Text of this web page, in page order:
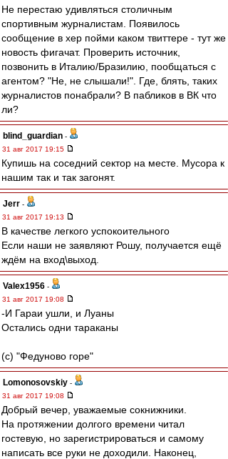
Не перестаю удивляться столичным
спортивным журналистам. Появилось
сообщение в хер пойми каком твиттере - тут же
новость фигачат. Проверить источник,
позвонить в Италию/Бразилию, пообщаться с
агентом? "Не, не слышали!". Где, блять, таких
журналистов понабрали? В пабликов в ВК что
ли?
blind_guardian -
31 авг 2017 19:15
Купишь на соседний сектор на месте. Мусора к
нашим так и так загонят.
Jerr -
31 авг 2017 19:13
В качестве легкого успокоительного
Если наши не заявляют Рошу, получается ещё
ждём на вход\выход.
Valex1956 -
31 авг 2017 19:08
-И Гараи ушли, и Луаны
Остались одни тараканы
(с) "Федуново горе"
Lomonosovskiy -
31 авг 2017 19:08
Добрый вечер, уважаемые сокнижники.
На протяжении долгого времени читал
гостевую, но зарегистрироваться и самому
написать все руки не доходили. Наконец,